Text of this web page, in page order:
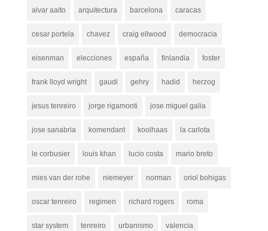
alvar aalto arquitectura barcelona caracas
cesar portela chavez craig ellwood democracia
eisenman elecciones españa finlandia foster
frank lloyd wright gaudi gehry hadid herzog
jesus tenreiro jorge rigamonti jose miguel galia
jose sanabria komendant koolhaas la carlota
le corbusier louis khan lucio costa mario breto
mies van der rohe niemeyer norman oriol bohigas
oscar tenreiro regimen richard rogers roma
star system tenreiro urbanismo valencia